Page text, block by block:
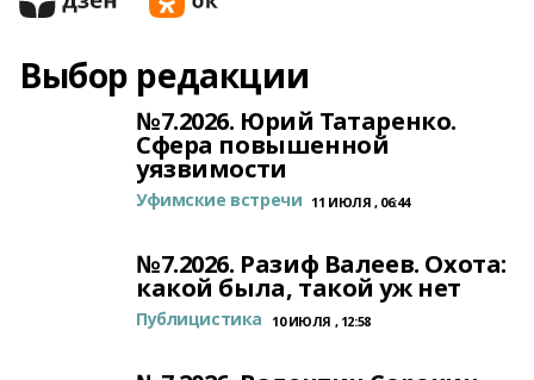
Выбор редакции
№7.2026. Юрий Татаренко.
Сфера повышенной
уязвимости
Уфимские встречи 11 ИЮЛЯ , 06:44
№7.2026. Разиф Валеев. Охота:
какой была, такой уж нет
Публицистика 10 ИЮЛЯ , 12:58